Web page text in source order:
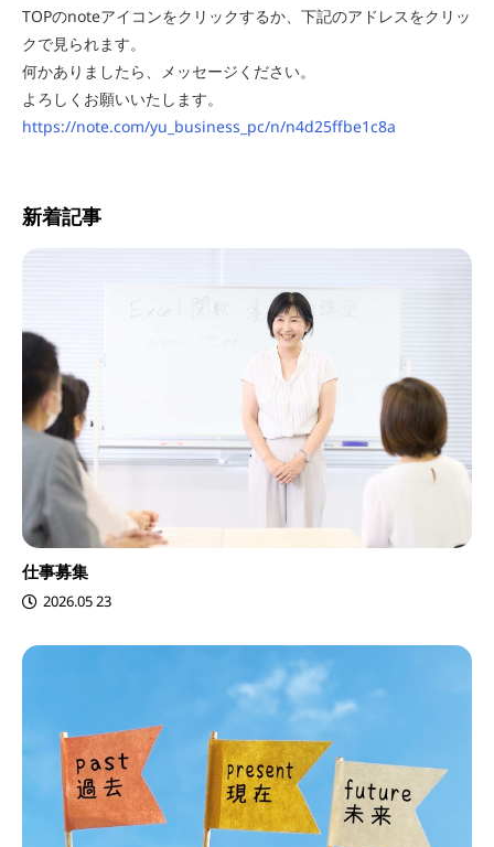
TOPのnoteアイコンをクリックするか、下記のアドレスをクリッ
クで見られます。
何かありましたら、メッセージください。
よろしくお願いいたします。
https://note.com/yu_business_pc/n/n4d25ffbe1c8a
新着記事
仕事募集
2026.05 23